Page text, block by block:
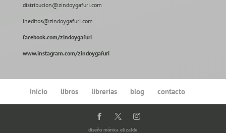
distribucion@zindoygafuri.com
ineditos@zindoygafuri.com
facebook.com/zindoygafuri
www.instagram.com/zindoygafuri
inicio libros librerías blog contacto
diseño mónica elizalde